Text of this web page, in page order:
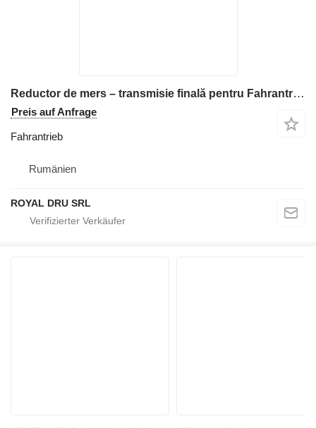
Reductor de mers – transmisie finală pentru Fahrantrieb für Volvo Baumaschinen
Preis auf Anfrage
Fahrantrieb
Rumänien
ROYAL DRU SRL